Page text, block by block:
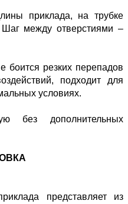
приклада, на трубке
Шаг между отверстиями –
боится резких перепадов
подходит для
условиях.
без дополнительных
представляет из